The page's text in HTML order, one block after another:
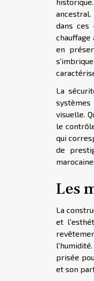
dans ces
en
La
visuelle.
le
qui
de
Les
La
et
prisée
et son